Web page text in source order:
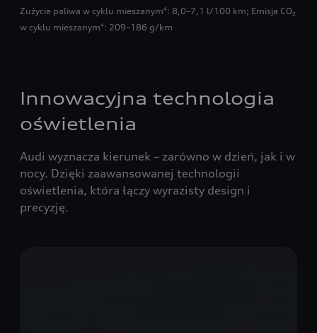
Zużycie paliwa w cyklu mieszanym4 : 8,0–7,1 l/100 km; Emisja CO₂
w cyklu mieszanym4 : 209–186 g/km
Innowacyjna technologia
oświetlenia
Audi wyznacza kierunek – zarówno w dzień, jak i w
nocy. Dzięki zaawansowanej technologii
oświetlenia, która łączy wyrazisty design i
precyzję.